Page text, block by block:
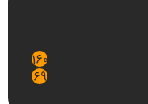
160
69